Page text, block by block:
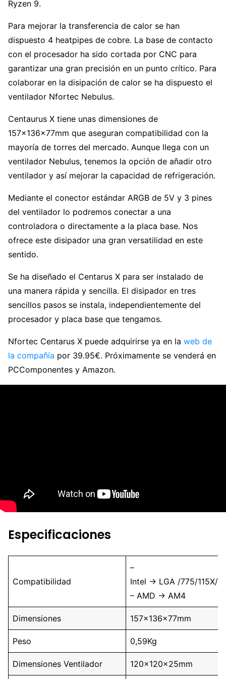
Ryzen 9.
Para mejorar la transferencia de calor se han
dispuesto 4 heatpipes de cobre. La base de contacto
con el procesador ha sido cortada por CNC para
garantizar una gran precisión en un punto crítico. Para
colaborar en la disipación de calor se ha dispuesto el
ventilador Nfortec Nebulus.
Centaurus X tiene unas dimensiones de
157x136x77mm que aseguran compatibilidad con la
mayoría de torres del mercado. Aunque llega con un
ventilador Nebulus, tenemos la opción de añadir otro
ventilador y así mejorar la capacidad de refrigeración.
Mediante el conector estándar ARGB de 5V y 3 pines
del ventilador lo podremos conectar a una
controladora o directamente a la placa base. Nos
ofrece este disipador una gran versatilidad en este
sentido.
Se ha diseñado el Centarus X para ser instalado de
una manera rápida y sencilla. El disipador en tres
sencillos pasos se instala, independientemente del
procesador y placa base que tengamos.
Nfortec Centarus X puede adquirirse ya en la web de
la compañía por 39.95€. Próximamente se venderá en
PCComponentes y Amazon.
Especificaciones
Compatibilidad
–
Intel → LGA /775/115X/
– AMD → AM4
Dimensiones 157x136x77mm
Peso 0,59Kg
Dimensiones Ventilador 120x120x25mm